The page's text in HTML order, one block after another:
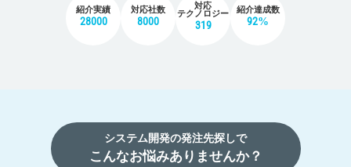
紹介実績
28000
対応社数
8000
対応
テクノロジー
319
紹介達成数
92%
システム開発の発注先探しで
こんなお悩みありませんか？